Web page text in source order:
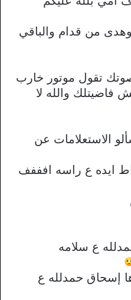
من قدام والباقي
تقول موتور خارب
والله لا
الاستعلامات عن
ايده ع راسه افففف
ع سلامه
إسحاق حمدلله ع